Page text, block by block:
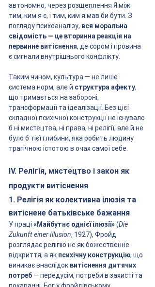
автономно, через розщеплення Я між
тим, ким я є, і тим, ким я мав би бути. З
погляду психоаналізу, вся моральна
свідомість — це вторинна реакція на
первинне витіснення, де сором і провина
є сигнали внутрішнього конфлікту.
Таким чином, культура — не лише
система норм, але й структура афекту,
що тримається на забороні,
трансформації та ідеалізації. Без цієї
складної психічної конструкції не існувало
б ні мистецтва, ні права, ні релігії, але й не
було б тієї глибини, яка робить людину
трагічною істотою в очах самої себе.
IV. Релігія, мистецтво і закон як
продукти витіснення
1. Релігія як колективна ілюзія та
витіснене батьківське бажання
У праці «Майбутнє однієї ілюзії» (Die
Zukunft einer Illusion, 1927), Фройд
розглядає релігію не як божественне
відкриття, а як психічну конструкцію, що
виникає внаслідок витіснення дитячих
потреб — передусім, потреби в захисті та